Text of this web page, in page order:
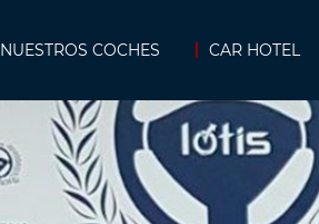
NUESTROS COCHES CAR HOTEL